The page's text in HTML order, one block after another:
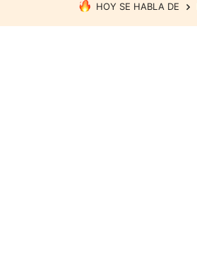
HOY SE HABLA DE